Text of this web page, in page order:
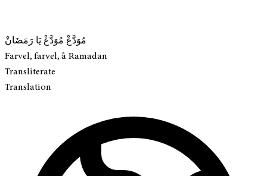
مُوَدَّعْ مُوَدَّعْ يَا رَمَضَانْ
Farvel, farvel, å Ramadan
Transliterate
Translation